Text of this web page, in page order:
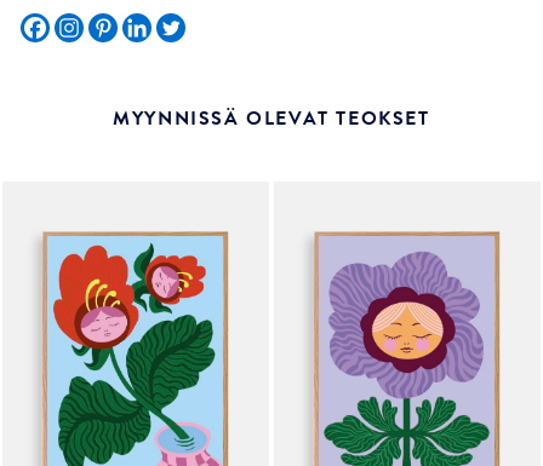
MYYNNISSÄ OLEVAT TEOKSET